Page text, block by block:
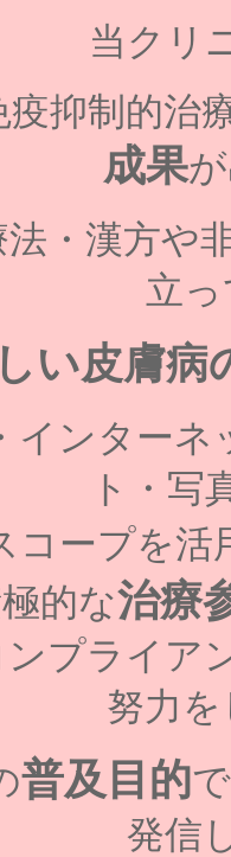
当クリ
疫抑制的治
成果
法・漢方や
立
い皮膚病
インターネ
ト・写
コープを活
的な治療
プライア
努力
普及目的
発信